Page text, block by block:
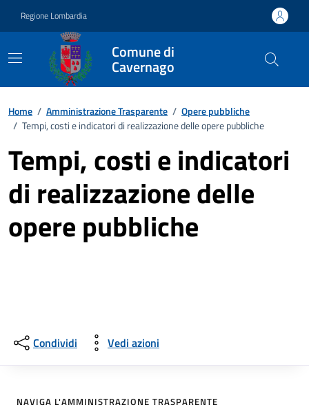
Regione Lombardia
Comune di
Cavernago
Home / Amministrazione Trasparente / Opere pubbliche
/ Tempi, costi e indicatori di realizzazione delle opere pubbliche
Tempi, costi e indicatori
di realizzazione delle
opere pubbliche
Condividi Vedi azioni
NAVIGA L'AMMINISTRAZIONE TRASPARENTE